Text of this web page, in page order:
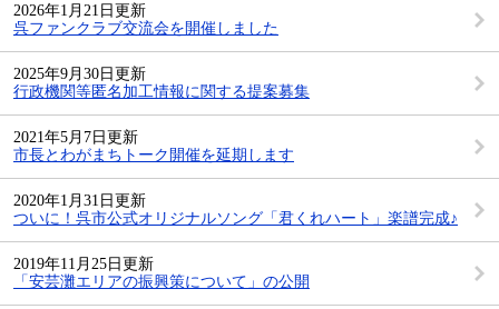
2026年1月21日更新
呉ファンクラブ交流会を開催しました
2025年9月30日更新
行政機関等匿名加工情報に関する提案募集
2021年5月7日更新
市長とわがまちトーク開催を延期します
2020年1月31日更新
ついに！呉市公式オリジナルソング「君くれハート」楽譜完成♪
2019年11月25日更新
「安芸灘エリアの振興策について」の公開